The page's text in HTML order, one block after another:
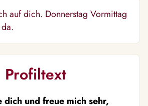
auf dich. Donnerstag Vormittag
Profiltext
dich und freue mich sehr,